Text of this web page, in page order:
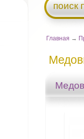
поиск
Главная →